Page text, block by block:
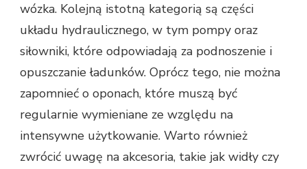
wózka. Kolejną istotną kategorią są części
układu hydraulicznego, w tym pompy oraz
siłowniki, które odpowiadają za podnoszenie i
opuszczanie ładunków. Oprócz tego, nie można
zapomnieć o oponach, które muszą być
regularnie wymieniane ze względu na
intensywne użytkowanie. Warto również
zwrócić uwagę na akcesoria, takie jak widły czy